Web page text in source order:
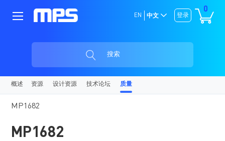
0
登录
EN 中文
搜索
概述 资源 设计资源 技术论坛 质量
MP1682
MP1682